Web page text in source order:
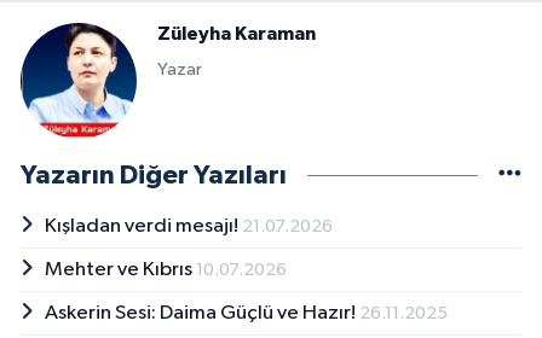
Züleyha Karaman
Yazar
Yazarın Diğer Yazıları
Kışladan verdi mesajı! 21.07.2026
Mehter ve Kıbrıs 10.07.2026
Askerin Sesi: Daima Güçlü ve Hazır! 26.11.2025